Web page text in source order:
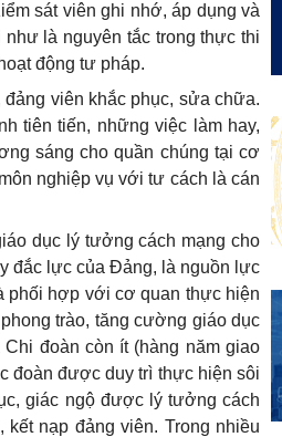
sát viên ghi nhớ, áp dụng và
là nguyên tắc trong thực thi
động tư pháp.
viên khắc phục, sửa chữa.
tiên tiến, những việc làm hay,
sáng cho quần chúng tại cơ
nghiệp vụ với tư cách là cán
dục lý tưởng cách mạng cho
đắc lực của Đảng, là nguồn lực
phối hợp với cơ quan thực hiện
trào, tăng cường giáo dục
đoàn còn ít (hàng năm giao
đoàn được duy trì thực hiện sôi
giác ngộ được lý tưởng cách
nạp đảng viên. Trong nhiều